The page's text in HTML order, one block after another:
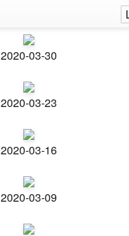
2020-03-30
2020-03-23
2020-03-16
2020-03-09